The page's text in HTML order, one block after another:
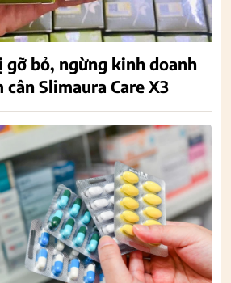
gỡ bỏ, ngừng kinh doanh
cân Slimaura Care X3